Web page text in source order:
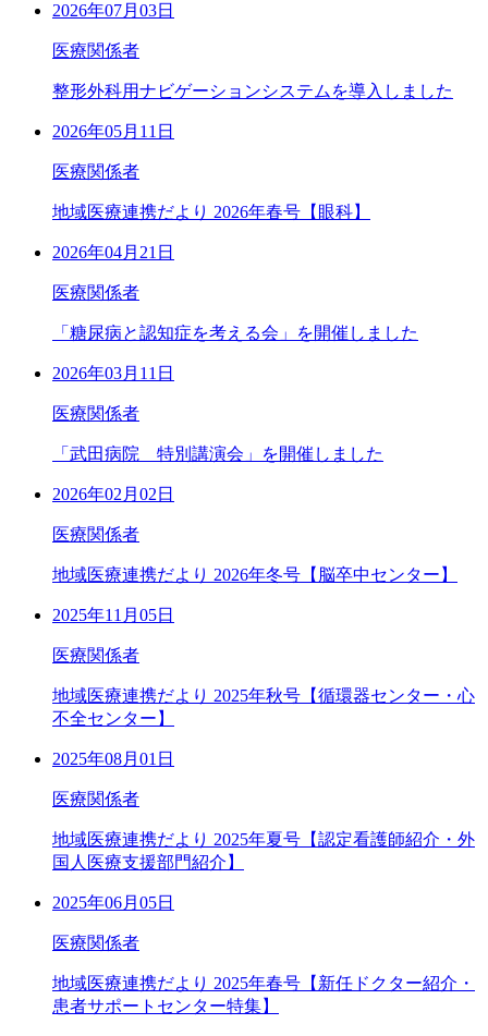
2026年07月03日
医療関係者
整形外科用ナビゲーションシステムを導入しました
2026年05月11日
医療関係者
地域医療連携だより 2026年春号【眼科】
2026年04月21日
医療関係者
「糖尿病と認知症を考える会」を開催しました
2026年03月11日
医療関係者
「武田病院 特別講演会」を開催しました
2026年02月02日
医療関係者
地域医療連携だより 2026年冬号【脳卒中センター】
2025年11月05日
医療関係者
地域医療連携だより 2025年秋号【循環器センター・心
不全センター】
2025年08月01日
医療関係者
地域医療連携だより 2025年夏号【認定看護師紹介・外
国人医療支援部門紹介】
2025年06月05日
医療関係者
地域医療連携だより 2025年春号【新任ドクター紹介・
患者サポートセンター特集】